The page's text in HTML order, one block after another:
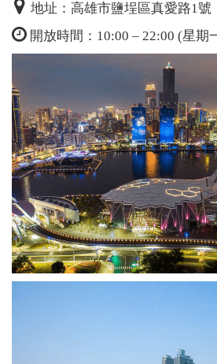
地址：高雄市鹽埕區真愛路1號
開放時間：10:00 – 22:00 (星期